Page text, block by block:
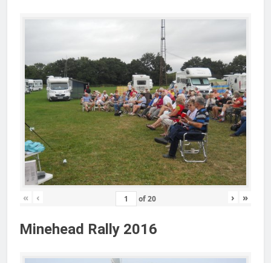
« ‹ of20 › »
Minehead Rally 2016